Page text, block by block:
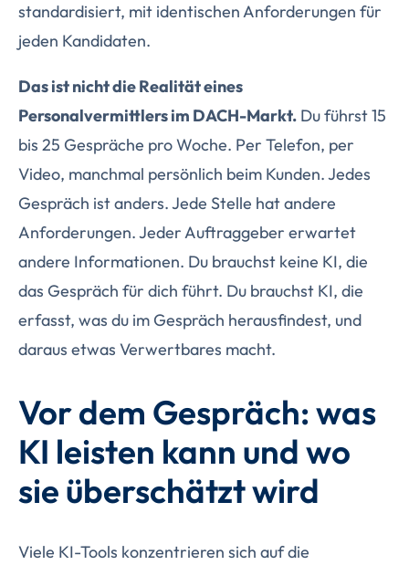
standardisiert, mit identischen Anforderungen für
jeden Kandidaten.
Das ist nicht die Realität eines
Personalvermittlers im DACH-Markt. Du führst 15
bis 25 Gespräche pro Woche. Per Telefon, per
Video, manchmal persönlich beim Kunden. Jedes
Gespräch ist anders. Jede Stelle hat andere
Anforderungen. Jeder Auftraggeber erwartet
andere Informationen. Du brauchst keine KI, die
das Gespräch für dich führt. Du brauchst KI, die
erfasst, was du im Gespräch herausfindest, und
daraus etwas Verwertbares macht.
Vor dem Gespräch: was
KI leisten kann und wo
sie überschätzt wird
Viele KI-Tools konzentrieren sich auf die